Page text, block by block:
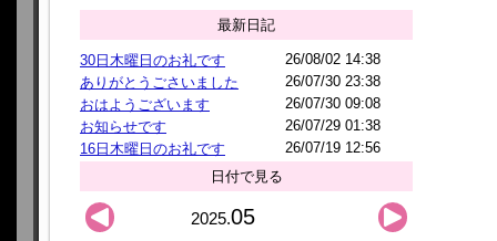
最新日記
30日木曜日のお礼です
26/08/02 14:38
ありがとうごさいました
26/07/30 23:38
おはようございます
26/07/30 09:08
お知らせです
26/07/29 01:38
16日木曜日のお礼です
26/07/19 12:56
日付で見る
2025.05